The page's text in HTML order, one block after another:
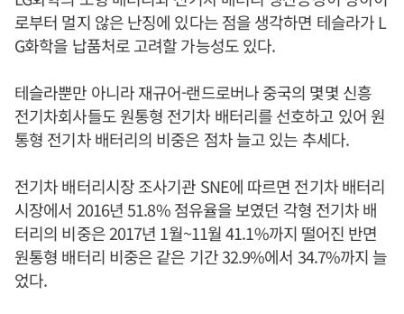
로부터 멀지 않은 난징에 있다는 점을 생각하면 테슬라가 L
G화학을 납품처로 고려할 가능성도 있다.
테슬라뿐만 아니라 재규어-랜드로버나 중국의 몇몇 신흥
전기차회사들도 원통형 전기차 배터리를 선호하고 있어 원
통형 전기차 배터리의 비중은 점차 늘고 있는 추세다.
전기차 배터리시장 조사기관 SNE에 따르면 전기차 배터리
시장에서 2016년 51.8% 점유율을 보였던 각형 전기차 배
터리의 비중은 2017년 1월~11월 41.1%까지 떨어진 반면
원통형 배터리 비중은 같은 기간 32.9%에서 34.7%까지 늘
었다.